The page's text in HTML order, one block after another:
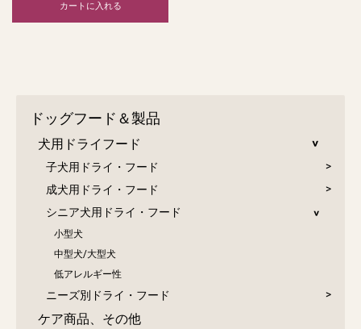
カートに入れる
ドッグフード＆製品
犬用ドライフード
子犬用ドライ・フード
成犬用ドライ・フード
シニア犬用ドライ・フード
小型犬
中型犬/大型犬
低アレルギー性
ニーズ別ドライ・フード
ケア商品、その他